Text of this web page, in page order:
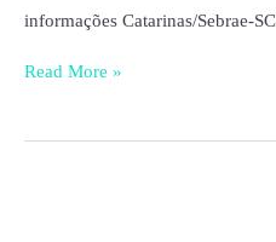
informações Catarinas/Sebrae-SC
Read More »